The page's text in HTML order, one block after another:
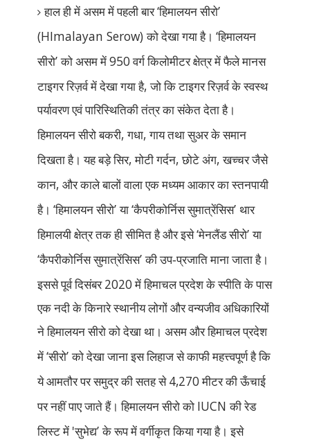
हाल ही में असम में पहली बार‘हिमालयन सीरो’
(HImalayan Serow)को देखा गया है। ‘हिमालयन
सीरो’को असम में 950 वर्ग किलोमीटर क्षेत्र में फैले मानस
टाइगर रिज़र्व में देखा गया है,जो कि टाइगर रिज़र्व के स्वस्थ
पर्यावरण एवं पारिस्थितिकी तंत्र का संकेत देता है।
हिमालयन सीरो बकरी,गधा,गाय तथा सुअर के समान
दिखता है। यह बड़े सिर,मोटी गर्दन,छोटे अंग,खच्चर जैसे
कान, और काले बालों वाला एक मध्यम आकार का स्तनपायी
है। ‘हिमालयन सीरो’या ‘कैपरीकोर्निस सुमात्रेंसिस’ थार
हिमालयी क्षेत्र तक ही सीमित है और इसे‘मेनलैंड सीरो’या
‘कैपरीकोर्निस सुमात्रेंसिस’की उप-प्रजाति माना जाता है।
इससे पूर्व दिसंबर 2020 में हिमाचल प्रदेश के स्पीति के पास
एक नदी के किनारे स्थानीय लोगों और वन्यजीव अधिकारियों
ने हिमालयन सीरो को देखा था। असम और हिमाचल प्रदेश
में ‘सीरो’को देखा जाना इस लिहाज से काफी महत्त्वपूर्ण है कि
ये आमतौर पर समुद्र की सतह से 4,270 मीटर की ऊँचाई
पर नहीं पाए जाते हैं। हिमालयन सीरो को IUCNकी रेड
लिस्ट में 'सुभेद्य’के रूप में वर्गीकृत किया गया है। इसे